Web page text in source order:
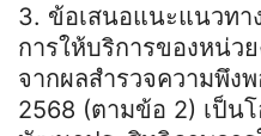
3. ข้อเสนอแนะแนวท
การให้บริการของหน่ว
จากผลสำรวจความพึง
2568 (ตามข้อ 2) เป็น